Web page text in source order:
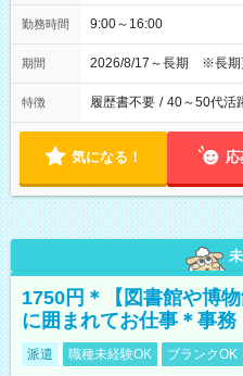
勤務時間 9:00～16:00
期間 2026/8/17～長期 ※長
特徴 履歴書不要 / 40～50代活
気になる！ 応
1750円＊【図書館や博
に囲まれてお仕事＊事務
派遣 職種未経験OK ブランクOK